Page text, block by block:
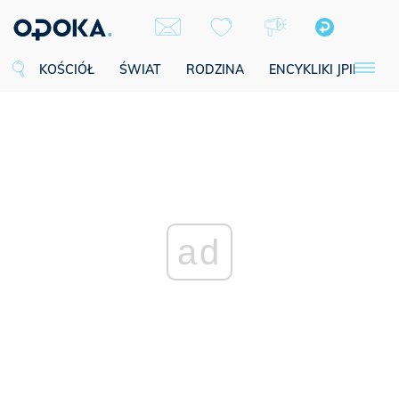
KOŚCIÓŁ ŚWIAT RODZINA ENCYKLIKI JPII
ad